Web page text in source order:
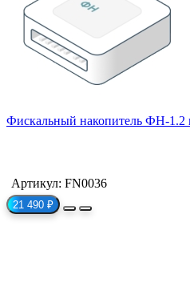
Фискальный накопитель ФН-1.2
Артикул: FN0036
21 490 ₽